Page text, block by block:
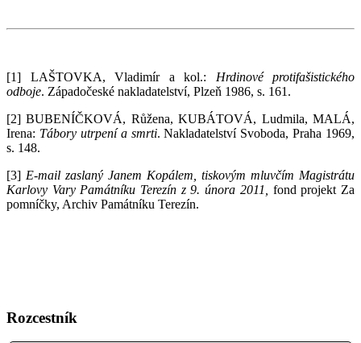
[1] LAŠTOVKA, Vladimír a kol.: Hrdinové protifašistického
odboje. Západočeské nakladatelství, Plzeň 1986, s. 161.
[2] BUBENÍČKOVÁ, Růžena, KUBÁTOVÁ, Ludmila, MALÁ,
Irena: Tábory utrpení a smrti. Nakladatelství Svoboda, Praha 1969,
s. 148.
[3] E-mail zaslaný Janem Kopálem, tiskovým mluvčím Magistrátu
Karlovy Vary Památníku Terezín z 9. února 2011,
fond projekt Za
pomníčky, Archiv Památníku Terezín.
Rozcestník